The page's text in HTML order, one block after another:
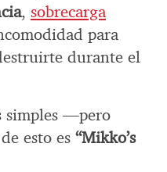
, sobrecarga
para
durante el
simples —pero
esto es “Mikko’s